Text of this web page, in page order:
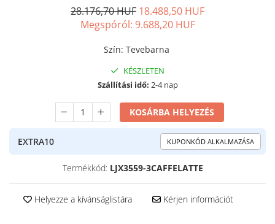
28.176,70 HUF 18.488,50 HUF
Megspóról: 9.688,20 HUF
Szín: Tevebarna
KÉSZLETEN
Szállítási idő: 2-4 nap
KOSÁRBA HELYEZÉS
EXTRA10 KUPONKÓD ALKALMAZÁSA
Termékkód: LJX3559-3CAFFELATTE
Helyezze a kívánságlistára Kérjen információt